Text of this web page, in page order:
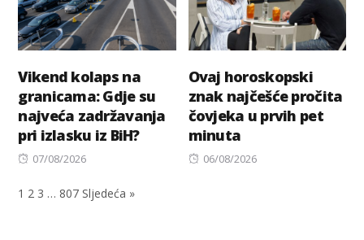
Vikend kolaps na
granicama: Gdje su
najveća zadržavanja
pri izlasku iz BiH?
Posted
07/08/2026
Ovaj horoskopski
znak najčešće pročita
čovjeka u prvih pet
minuta
Posted
06/08/2026
1 2 3 … 807 Sljedeća »